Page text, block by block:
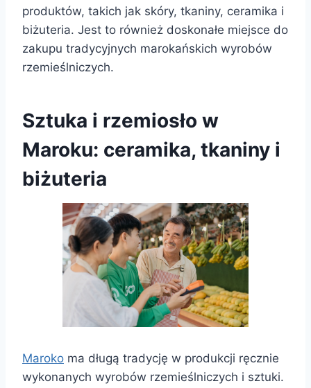
produktów, takich jak skóry, tkaniny, ceramika i
biżuteria. Jest to również doskonałe miejsce do
zakupu tradycyjnych marokańskich wyrobów
rzemieślniczych.
Sztuka i rzemiosło w
Maroku: ceramika, tkaniny i
biżuteria
Maroko ma długą tradycję w produkcji ręcznie
wykonanych wyrobów rzemieślniczych i sztuki.